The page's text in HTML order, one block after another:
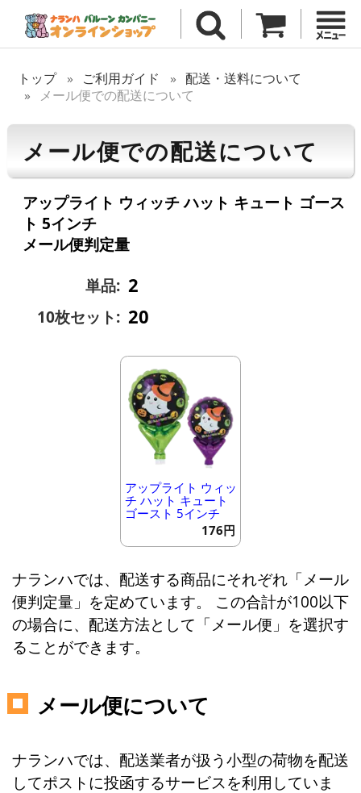
トップ ご利用ガイド
配送・送料について
メール便での配送について
メール便での配送について
アップライト ウィッチ ハット キュート ゴース
ト 5インチ
メール便判定量
単品: 2
10枚セット: 20
アップライト ウィッ
チ ハット キュート
ゴースト 5インチ
176円
ナランハでは、配送する商品にそれぞれ「メール
便判定量」を定めています。 この合計が100以下
の場合に、配送方法として「メール便」を選択す
ることができます。
メール便について
ナランハでは、配送業者が扱う小型の荷物を配送
してポストに投函するサービスを利用していま